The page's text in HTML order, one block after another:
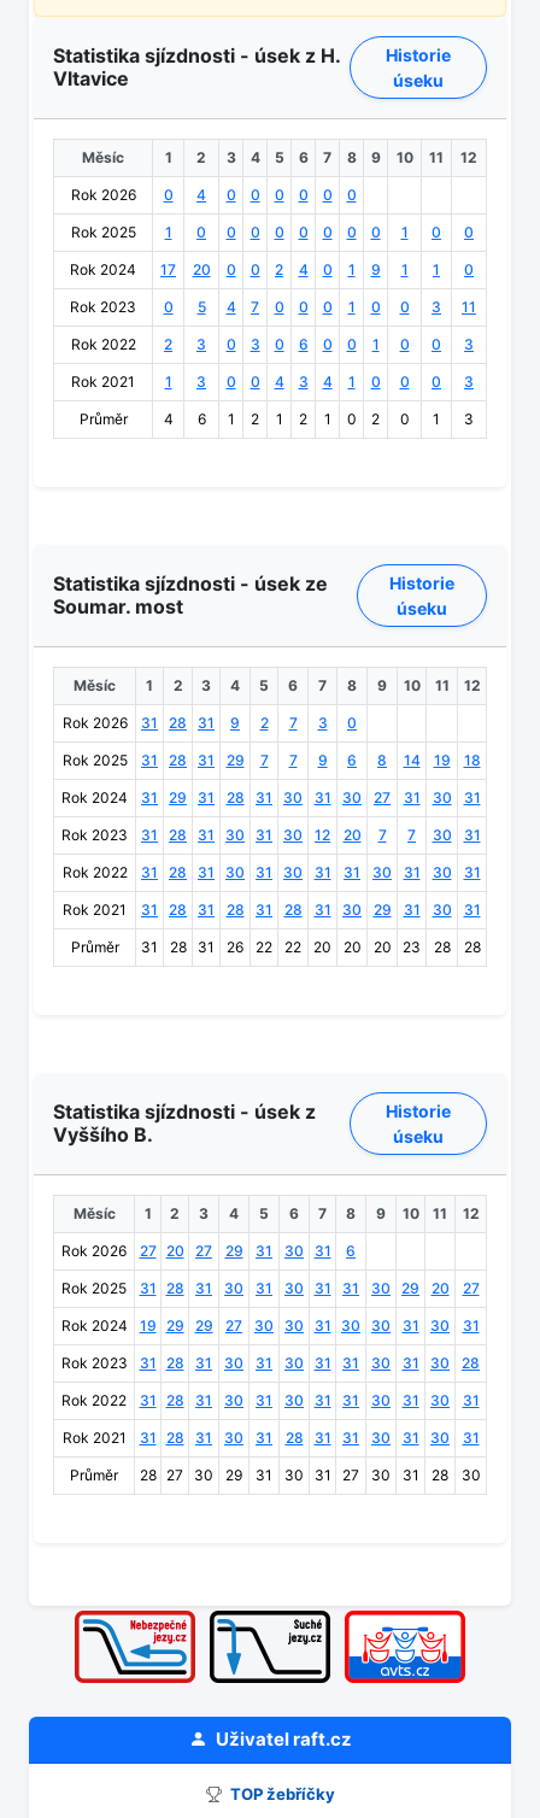
Statistika sjízdnosti - úsek z H.
Vltavice
Historie
úseku
Měsíc 1 2 3 4 5 6 7 8 9 10 11 12
Rok 2026 0 4 0 0 0 0 0 0
Rok 2025 1 0 0 0 0 0 0 0 0 1 0 0
Rok 2024 17 20 0 0 2 4 0 1 9 1 1 0
Rok 2023 0 5 4 7 0 0 0 1 0 0 3 11
Rok 2022 2 3 0 3 0 6 0 0 1 0 0 3
Rok 2021 1 3 0 0 4 3 4 1 0 0 0 3
Průměr 4 6 1 2 1 2 1 0 2 0 1 3
Statistika sjízdnosti - úsek ze
Soumar. most
Historie
úseku
Měsíc 1 2 3 4 5 6 7 8 9 10 11 12
Rok 2026 31 28 31 9 2 7 3 0
Rok 2025 31 28 31 29 7 7 9 6 8 14 19 18
Rok 2024 31 29 31 28 31 30 31 30 27 31 30 31
Rok 2023 31 28 31 30 31 30 12 20 7 7 30 31
Rok 2022 31 28 31 30 31 30 31 31 30 31 30 31
Rok 2021 31 28 31 28 31 28 31 30 29 31 30 31
Průměr 31 28 31 26 22 22 20 20 20 23 28 28
Statistika sjízdnosti - úsek z
Vyššího B.
Historie
úseku
Měsíc 1 2 3 4 5 6 7 8 9 10 11 12
Rok 2026 27 20 27 29 31 30 31 6
Rok 2025 31 28 31 30 31 30 31 31 30 29 20 27
Rok 2024 19 29 29 27 30 30 31 30 30 31 30 31
Rok 2023 31 28 31 30 31 30 31 31 30 31 30 28
Rok 2022 31 28 31 30 31 30 31 31 30 31 30 31
Rok 2021 31 28 31 30 31 28 31 31 30 31 30 31
Průměr 28 27 30 29 31 30 31 27 30 31 28 30
Uživatelraft.cz
TOP žebříčky